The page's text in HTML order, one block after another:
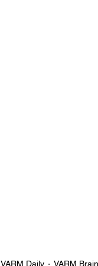
VARM Daily VARM